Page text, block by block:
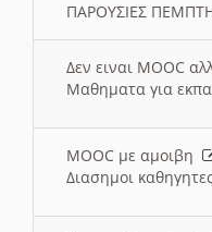
ΠΑΡΟΥΣΙΕΣ
Δεν ειναι MOOC
Μαθηματα για
MOOC με αμοιβη
Διασημοι